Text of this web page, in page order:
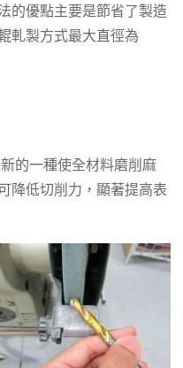
的優點主要是節省了製造
軋製方式最大直徑為
的一種使全材料磨削麻
降低切削力，顯著提高表